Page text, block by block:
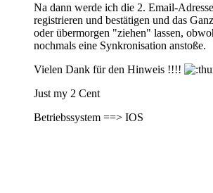
Na dann werde ich die 2. Email-
registrieren und bestätigen und das
oder übermorgen "ziehen" lassen,
nochmals eine Synkronisation anstoße.
Vielen Dank für den Hinweis !!!!
Just my 2 Cent
Betriebssystem ==> IOS